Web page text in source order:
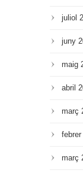
juliol
juny
maig
abril
març
febrer
març